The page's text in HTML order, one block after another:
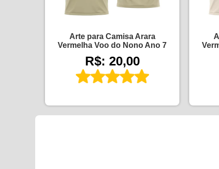
Arte para Camisa Arara
Vermelha Voo do Nono Ano 7
R$: 20,00